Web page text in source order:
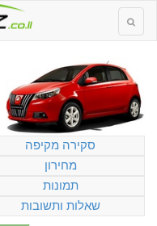
סקירה מקיפה
מחירון
תמונות
שאלות ותשובות